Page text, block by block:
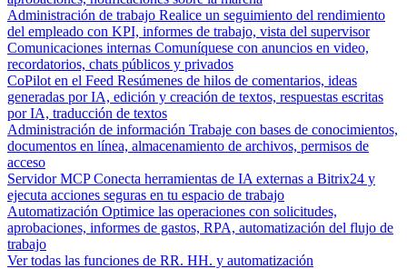
Administración de trabajo Realice un seguimiento del rendimiento
del empleado con KPI, informes de trabajo, vista del supervisor
Comunicaciones internas Comuníquese con anuncios en video,
recordatorios, chats públicos y privados
CoPilot en el Feed Resúmenes de hilos de comentarios, ideas
generadas por IA, edición y creación de textos, respuestas escritas
por IA, traducción de textos
Administración de información Trabaje con bases de conocimientos,
documentos en línea, almacenamiento de archivos, permisos de
acceso
Servidor MCP Conecta herramientas de IA externas a Bitrix24 y
ejecuta acciones seguras en tu espacio de trabajo
Automatización Optimice las operaciones con solicitudes,
aprobaciones, informes de gastos, RPA, automatización del flujo de
trabajo
Ver todas las funciones de RR. HH. y automatización